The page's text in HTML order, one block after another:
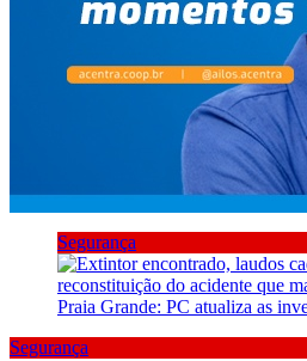
Segurança
Segurança